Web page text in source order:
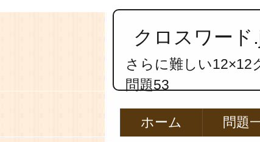
クロスワード
さらに難しい12×12
問題53
ホーム 問題